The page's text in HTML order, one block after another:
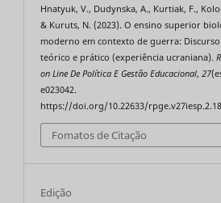
Hnatyuk, V., Dudynska, A., Kurtiak, F.,
& Kuruts, N. (2023). O ensino superior
moderno em contexto de guerra: Discurso
teórico e prático (experiência ucraniana).
on Line De Política E Gestão Educacional,27
e023042.
https://doi.org/10.22633/
Fomatos de Citação
Edição